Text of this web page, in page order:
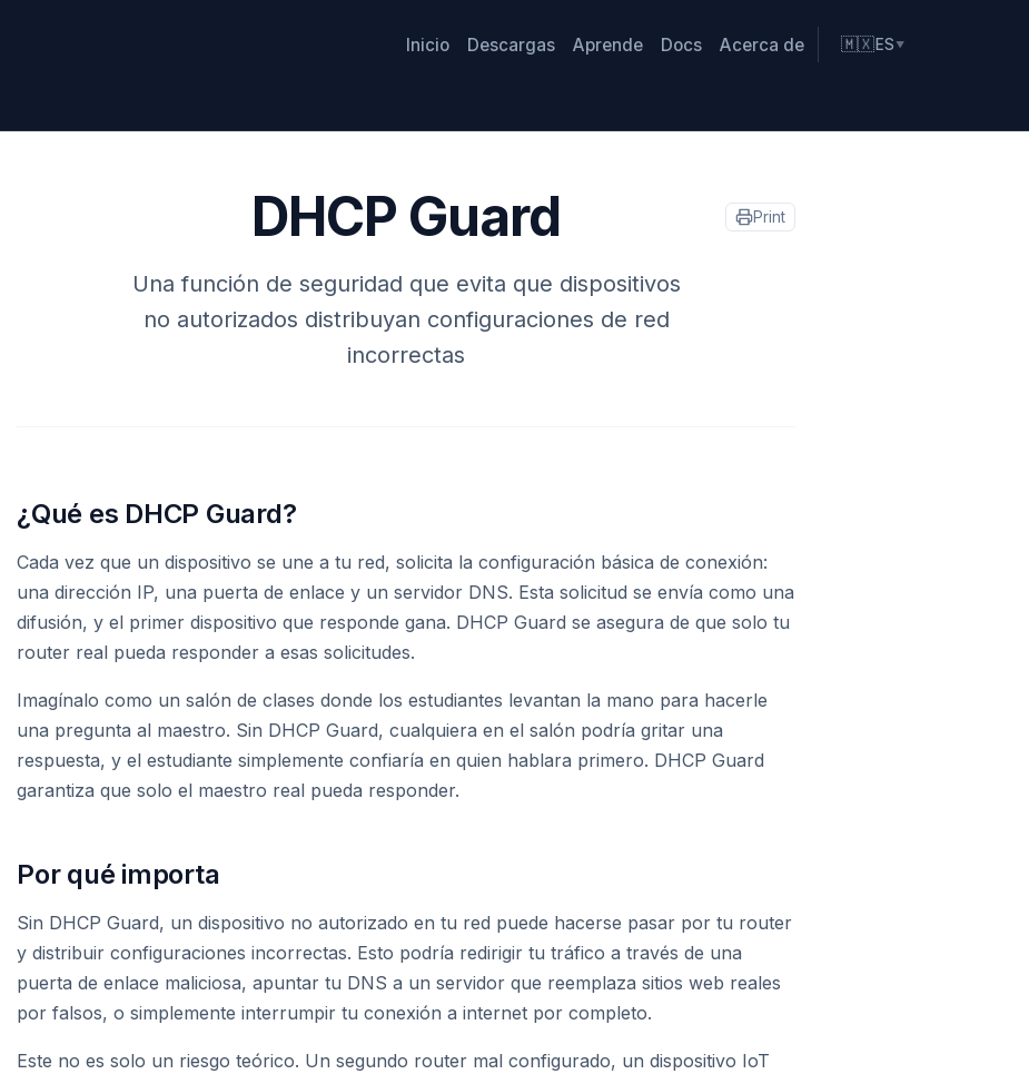
Inicio Descargas Aprende Docs Acerca de 🇲🇽ES ▼
Print
DHCP Guard
Una función de seguridad que evita que dispositivos
no autorizados distribuyan configuraciones de red
incorrectas
¿Qué es DHCP Guard?
Cada vez que un dispositivo se une a tu red, solicita la configuración básica de conexión:
una dirección IP, una puerta de enlace y un servidor DNS. Esta solicitud se envía como una
difusión, y el primer dispositivo que responde gana. DHCP Guard se asegura de que solo tu
router real pueda responder a esas solicitudes.
Imagínalo como un salón de clases donde los estudiantes levantan la mano para hacerle
una pregunta al maestro. Sin DHCP Guard, cualquiera en el salón podría gritar una
respuesta, y el estudiante simplemente confiaría en quien hablara primero. DHCP Guard
garantiza que solo el maestro real pueda responder.
Por qué importa
Sin DHCP Guard, un dispositivo no autorizado en tu red puede hacerse pasar por tu router
y distribuir configuraciones incorrectas. Esto podría redirigir tu tráfico a través de una
puerta de enlace maliciosa, apuntar tu DNS a un servidor que reemplaza sitios web reales
por falsos, o simplemente interrumpir tu conexión a internet por completo.
Este no es solo un riesgo teórico. Un segundo router mal configurado, un dispositivo IoT